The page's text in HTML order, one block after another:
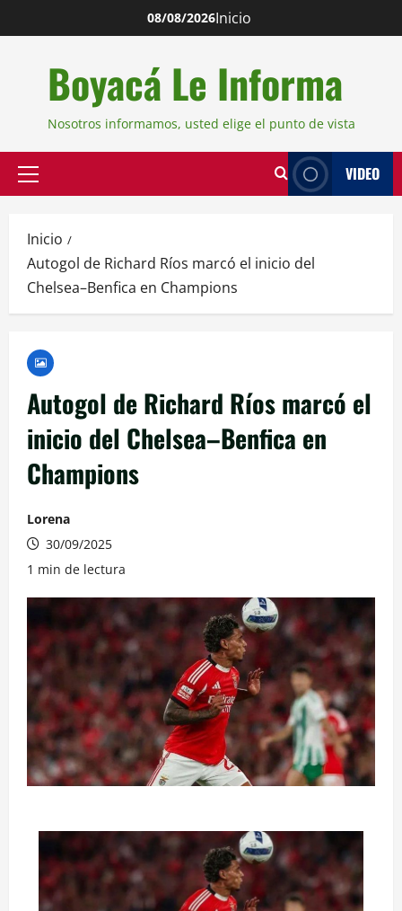
08/08/2026Inicio
Boyacá Le Informa
Nosotros informamos, usted elige el punto de vista
VIDEO
Inicio
Autogol de Richard Ríos marcó el inicio del
Chelsea–Benfica en Champions
Autogol de Richard Ríos marcó el
inicio del Chelsea–Benfica en
Champions
Lorena
30/09/2025
1 min de lectura